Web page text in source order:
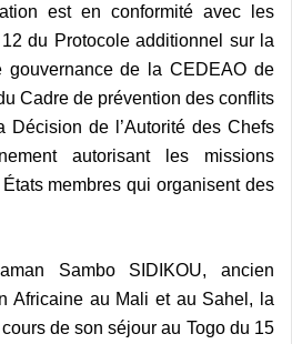
est en conformité avec les
du Protocole additionnel sur la
gouvernance de la CEDEAO de
Cadre de prévention des conflits
de l’Autorité des Chefs
autorisant les missions
membres qui organisent des
Sambo SIDIKOU, ancien
Africaine au Mali et au Sahel, la
de son séjour au Togo du 15